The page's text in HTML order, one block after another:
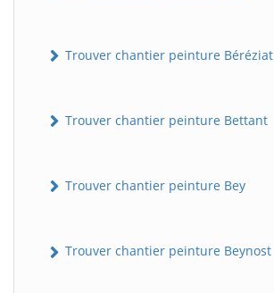
Trouver chantier peinture Béréziat
Trouver chantier peinture Bettant
Trouver chantier peinture Bey
Trouver chantier peinture Beynost